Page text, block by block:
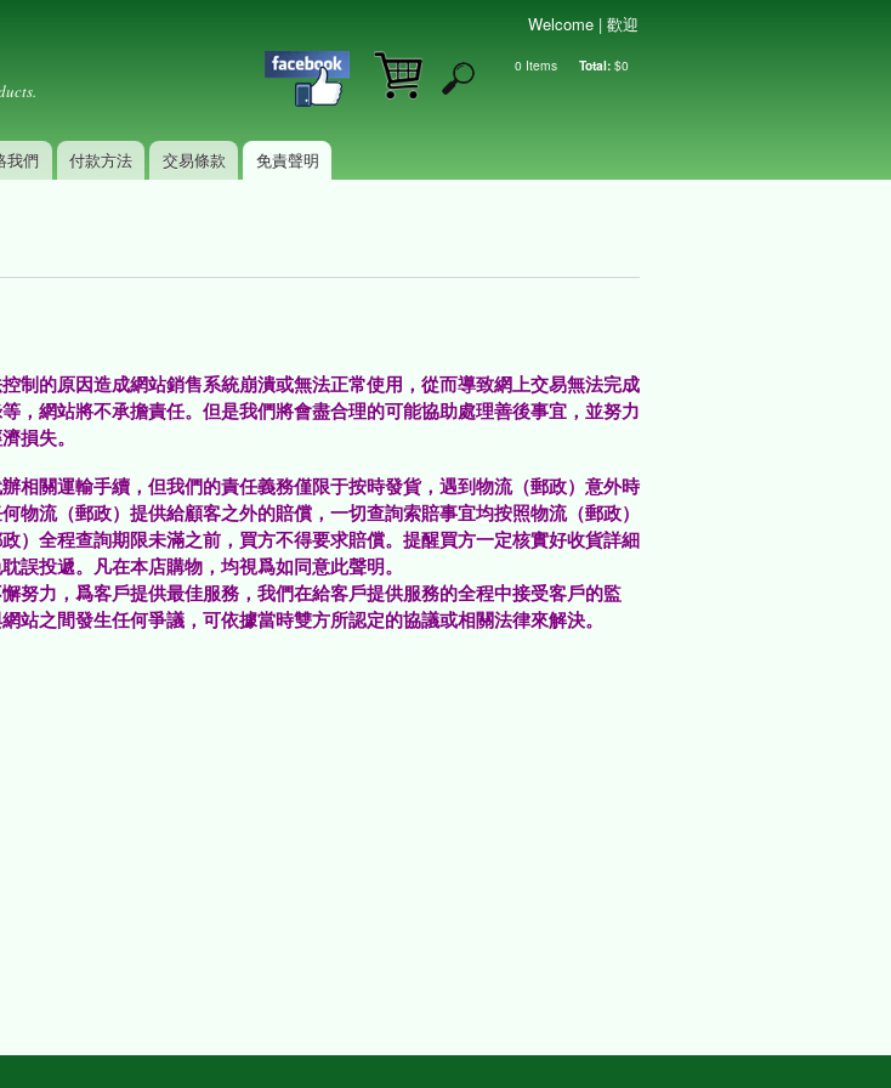
Shopping cart
0 Items Total: $0
我們 付款方法 交易條款 免責聲明
Welcome | 歡迎
制的原因造成網站銷售系統崩潰或無法正常使用，從而導致網上交易無法完成
，網站將不承擔責任。但是我們將會盡合理的可能協助處理善後事宜，並努力
損失。
相關運輸手續，但我們的責任義務僅限于按時發貨，遇到物流（郵政）意外時
物流（郵政）提供給顧客之外的賠償，一切查詢索賠事宜均按照物流（郵政）
）全程查詢期限未滿之前，買方不得要求賠償。提醒買方一定核實好收貨詳細
誤投遞。凡在本店購物，均視爲如同意此聲明。
努力，爲客戶提供最佳服務，我們在給客戶提供服務的全程中接受客戶的監
站之間發生任何爭議，可依據當時雙方所認定的協議或相關法律來解決。